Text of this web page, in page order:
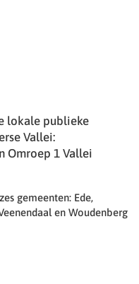
lokale publieke
Vallei:
Omroep 1 Vallei
gemeenten: Ede,
en Woudenberg